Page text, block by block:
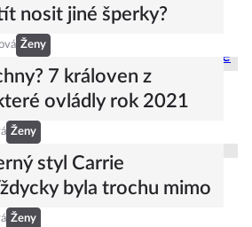
nosit jiné šperky?
Ženy
7 královen z
ovládly rok 2021
Ženy
styl Carrie
byla trochu mimo
Ženy